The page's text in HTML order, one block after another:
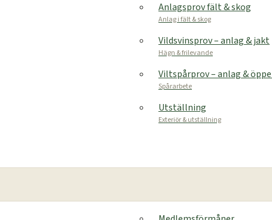
Anlagsprov fält & skog
Anlag i fält & skog
Vildsvinsprov – anlag & jakt
Hägn & frilevande
Viltspårprov – anlag &
Spårarbete
Utställning
Exteriör & utställning